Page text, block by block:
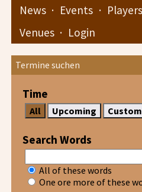
News · Events · Players
Venues · Login
Termine suchen
Time
Search Words
All of these words
One ore more of these